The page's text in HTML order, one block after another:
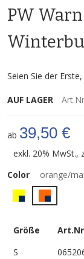
der
springen
PW
Seien Sie der
AUF LAGER
ab 39,50 €
exkl. 20% MwSt.,
Color
orange/
Größe
S